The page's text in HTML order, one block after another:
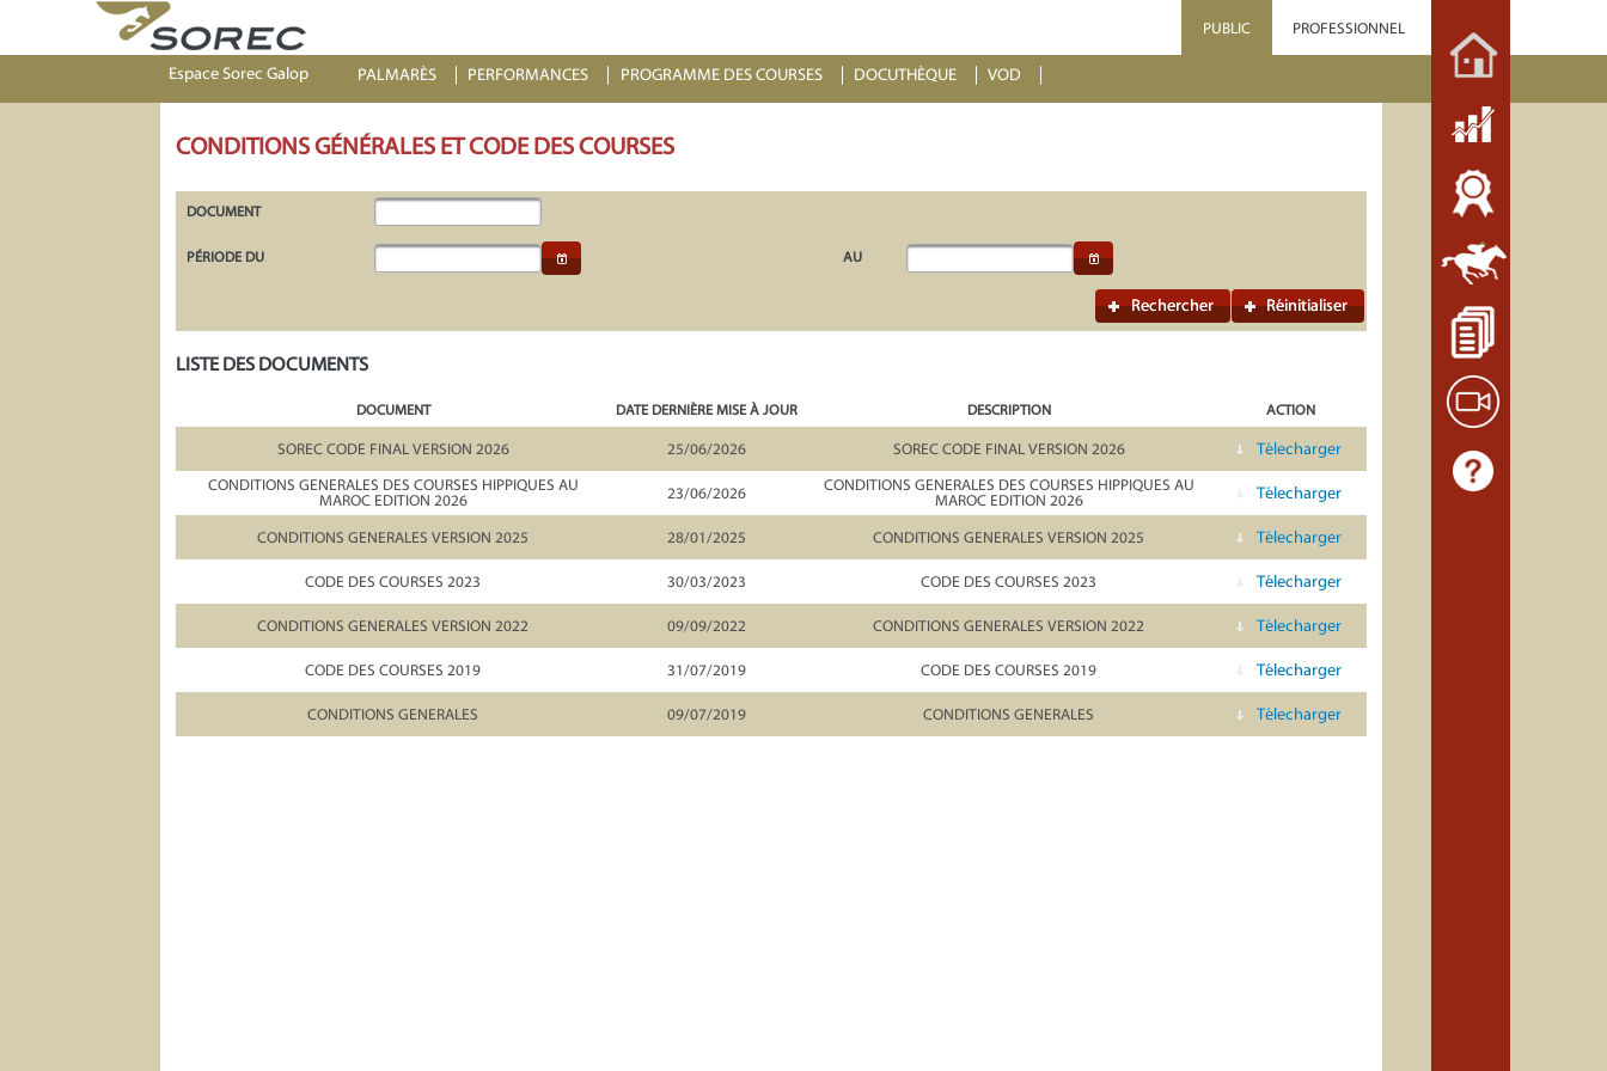
PROFESSIONNEL
PUBLIC
Espace Sorec Galop PALMARÈS PERFORMANCES PROGRAMME DES COURSES DOCUTHÈQUE VOD
CONDITIONS GÉNÉRALES ET CODE DES COURSES
DOCUMENT
PÉRIODE DU AU
Rechercher Réinitialiser
LISTE DES DOCUMENTS
DOCUMENT DATE DERNIÈRE MISE À JOUR DESCRIPTION ACTION
SOREC CODE FINAL VERSION 2026 25/06/2026 SOREC CODE FINAL VERSION 2026 Télecharger
CONDITIONS GENERALES DES COURSES HIPPIQUES AU
MAROC EDITION 2026
23/06/2026
CONDITIONS GENERALES DES COURSES HIPPIQUES AU
MAROC EDITION 2026
Télecharger
CONDITIONS GENERALES VERSION 2025 28/01/2025 CONDITIONS GENERALES VERSION 2025 Télecharger
CODE DES COURSES 2023 30/03/2023 CODE DES COURSES 2023 Télecharger
CONDITIONS GENERALES VERSION 2022 09/09/2022 CONDITIONS GENERALES VERSION 2022 Télecharger
CODE DES COURSES 2019 31/07/2019 CODE DES COURSES 2019 Télecharger
CONDITIONS GENERALES 09/07/2019 CONDITIONS GENERALES Télecharger